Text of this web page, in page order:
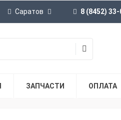
Саратов 8 (8452) 33-
ЗАПЧАСТИ ОПЛАТА